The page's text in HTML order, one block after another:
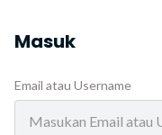
Masuk
Email atau Username